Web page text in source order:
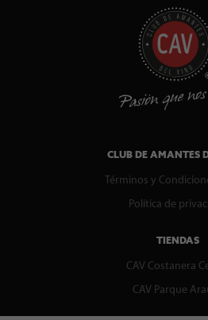
CLUB DE AMANTES
Términos y
Política de
TIENDAS
CAV Costanera
CAV Parque